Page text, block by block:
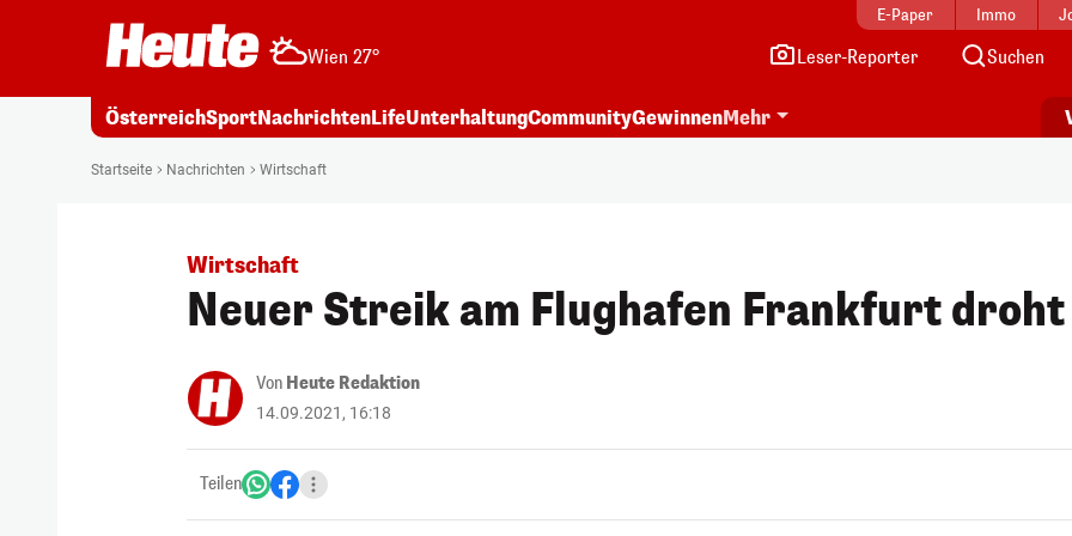
E-Paper Immo
Wien 27° Leser-Reporter Suchen
ÖsterreichSportNachrichtenLifeUnterhaltungCommunityGewinnenMehr
Startseite Nachrichten Wirtschaft
Wirtschaft
Neuer Streik am Flughafen Frankfurt droht
Von Heute Redaktion
14.09.2021, 16:18
Teilen